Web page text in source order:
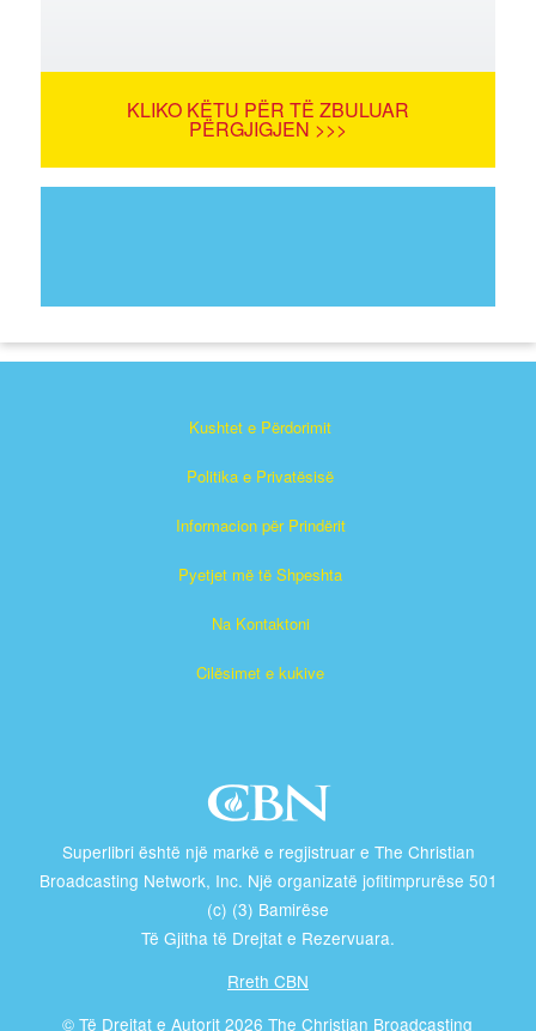
KLIKO KËTU PËR TË ZBULUAR
PËRGJIGJEN >>>
Kushtet e Përdorimit
Politika e Privatësisë
Informacion për Prindërit
Pyetjet më të Shpeshta
Na Kontaktoni
Cilësimet e kukive
Superlibri është një markë e regjistruar e The Christian
Broadcasting Network, Inc. Një organizatë jofitimprurëse 501
(c) (3) Bamirëse
Të Gjitha të Drejtat e Rezervuara.
Rreth CBN
© Të Drejtat e Autorit 2026 The Christian Broadcasting